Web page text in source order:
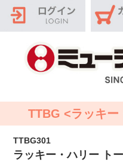
TTBG <ラッキー
TTBG301
ラッキー・ハリー ト